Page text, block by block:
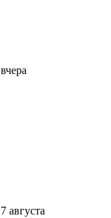
вчера
7 августа